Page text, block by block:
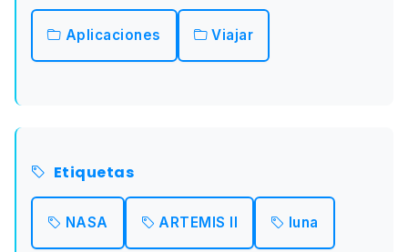
Aplicaciones Viajar
Etiquetas
NASA ARTEMIS II luna